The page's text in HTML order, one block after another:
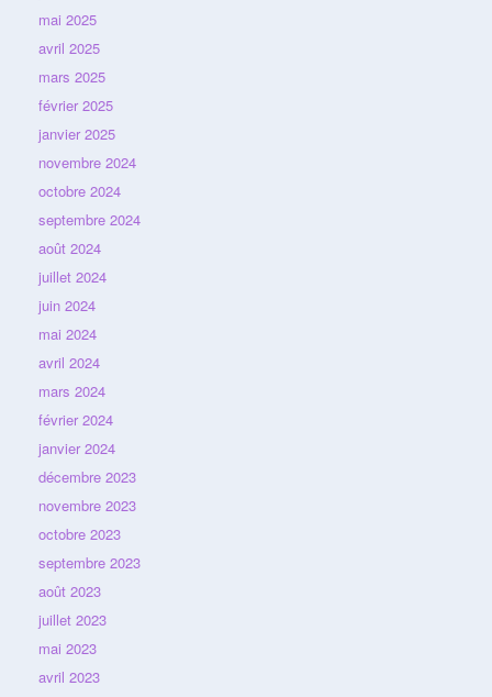
mai 2025
avril 2025
mars 2025
février 2025
janvier 2025
novembre 2024
octobre 2024
septembre 2024
août 2024
juillet 2024
juin 2024
mai 2024
avril 2024
mars 2024
février 2024
janvier 2024
décembre 2023
novembre 2023
octobre 2023
septembre 2023
août 2023
juillet 2023
mai 2023
avril 2023